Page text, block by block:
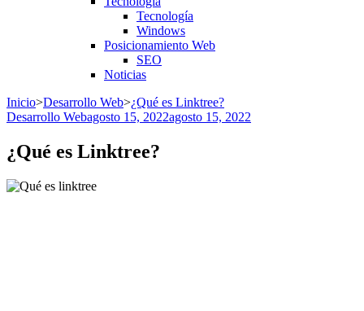
Tecnología
Windows
Posicionamiento Web
SEO
Noticias
Inicio>Desarrollo Web>¿Qué es Linktree?
Desarrollo Webagosto 15, 2022agosto 15, 2022
¿Qué es Linktree?